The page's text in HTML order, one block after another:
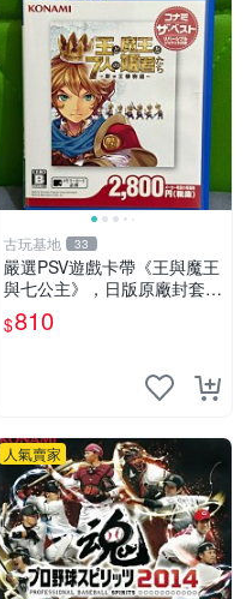
古玩基地 33
嚴選PSV遊戲卡帶《王與魔王
與七公主》，日版原廠封套，
雙面精美封面，實測暢玩無障
礙。久藏家中，輕微使用痕
估。古董級遊戲限量收
$810
人氣賣家